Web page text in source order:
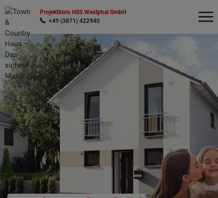
Projektbüro HSS Westphal GmbH
+49 (3871) 422940
Wonach möchten Sie suchen?